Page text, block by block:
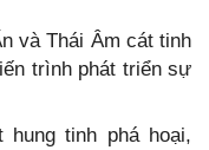
và Thái Âm cát tinh
trình phát triển sự
tinh phá hoại,